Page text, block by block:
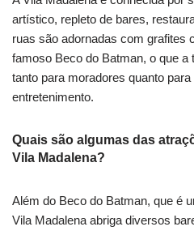
artístico, repleto de bares,
ruas são adornadas com grafites
famoso Beco do Batman, o que a
tanto para moradores quanto
entretenimento.
Quais são algumas das
Vila Madalena?
Além do Beco do Batman, que é
Vila Madalena abriga diversos